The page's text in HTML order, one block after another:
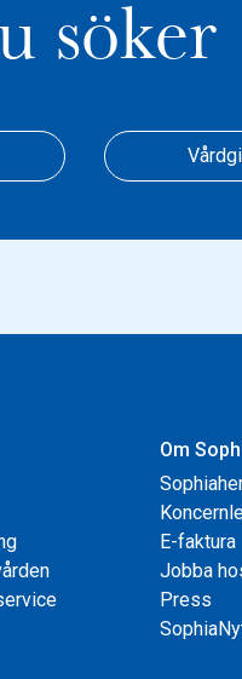
söker
Om
E-faktura
Jobba
Press